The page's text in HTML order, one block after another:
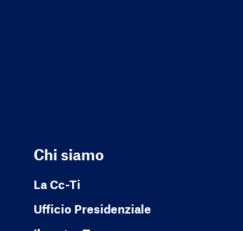
Chi siamo
La Cc-Ti
Ufficio Presidenziale